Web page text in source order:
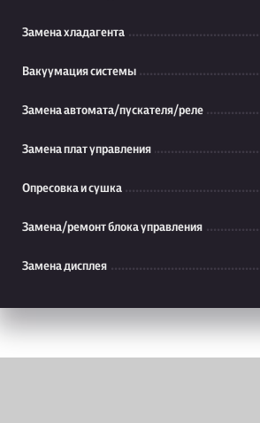
Замена хладагента
Вакуумация системы
Замена автомата/пускателя/реле
Замена плат управления
Опресовка и сушка
Замена/ремонт блока управления
Замена дисплея